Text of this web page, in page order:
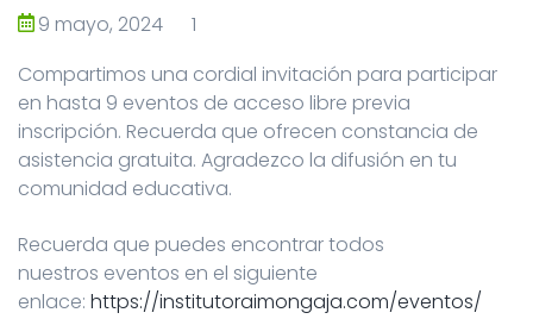
9 mayo, 2024
1
Compartimos una cordial invitación para participar
en hasta 9 eventos de acceso libre previa
inscripción. Recuerda que ofrecen constancia de
asistencia gratuita. Agradezco la difusión en tu
comunidad educativa.
Recuerda que puedes encontrar todos
nuestros eventos en el siguiente
enlace: https://institutoraimongaja.com/eventos/